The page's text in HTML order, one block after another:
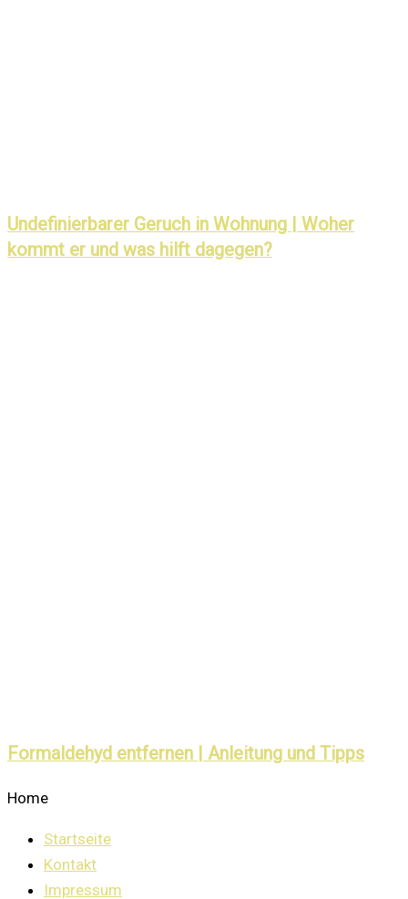
Undefinierbarer Geruch in Wohnung | Woher
kommt er und was hilft dagegen?
Formaldehyd entfernen | Anleitung und Tipps
Home
Startseite
Kontakt
Impressum